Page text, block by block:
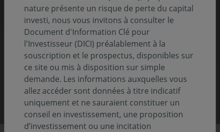
Nos rapports 2025
Pour comprendre notre vision, notre stratégie
et nos actions
Découvrir nos rapports
nature présente un risque de perte du capital
investi, nous vous invitons à consulter le
Document d'Information Clé pour
l'Investisseur (DICI) préalablement à la
souscription et le prospectus, disponibles sur
ce site ou mis à disposition sur simple
demande. Les informations auxquelles vous
allez accéder sont données à titre indicatif
uniquement et ne sauraient constituer un
conseil en investissement, une proposition
d’investissement ou une incitation